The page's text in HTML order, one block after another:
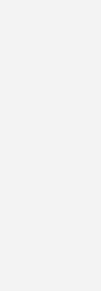
energiepolitische
mit denen sie
diese.
Kraftwerkstochter
Energy, für
Elektrolyseuren
und Solarstrom
heißen. Es
auf den
gesicherten
durch
derzeit
abschließt und
kommt die